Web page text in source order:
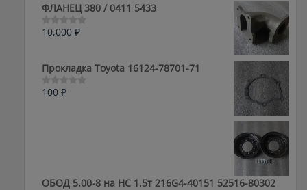
ФЛАНЕЦ 380 / 0411 5433
Оценка
5
10,000 ₽
Прокладка Toyota 16124-78701-71
Оценка
100 ₽
ОБОД 5.00-8 на HC 1.5т 216G4-40151 52516-80302